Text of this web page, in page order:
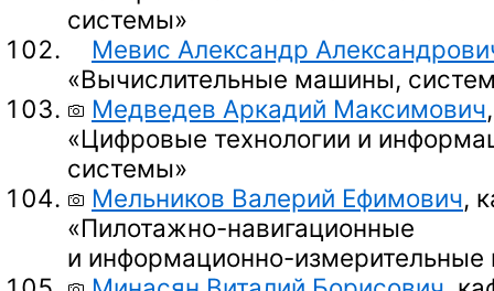
системы»
Мевис Александр
«Вычислительные машины,
Медведев Аркадий Максимович
«Цифровые технологии и
системы»
Мельников Валерий Ефимович,
«Пилотажно-навигационные
и информационно-измерительные